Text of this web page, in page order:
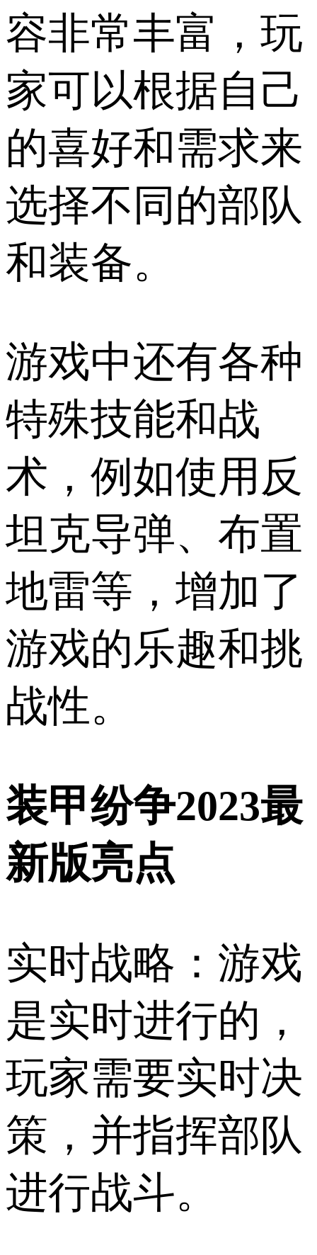
容非常丰富，玩
家可以根据自己
的喜好和需求来
选择不同的部队
和装备。
游戏中还有各种
特殊技能和战
术，例如使用反
坦克导弹、布置
地雷等，增加了
游戏的乐趣和挑
战性。
装甲纷争2023最
新版亮点
实时战略：游戏
是实时进行的，
玩家需要实时决
策，并指挥部队
进行战斗。